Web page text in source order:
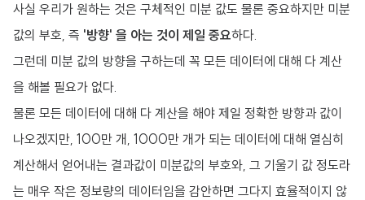
사실 우리가 원하는 것은 구체적인 미분 값도 물론 중요하지만 미분
값의 부호, 즉 '방향' 을 아는 것이 제일 중요하다.
그런데 미분 값의 방향을 구하는데 꼭 모든 데이터에 대해 다 계산
을 해볼 필요가 없다.
물론 모든 데이터에 대해 다 계산을 해야 제일 정확한 방향과 값이
나오겠지만, 100만 개, 1000만 개가 되는 데이터에 대해 열심히
계산해서 얻어내는 결과값이 미분값의 부호와, 그 기울기 값 정도라
는 매우 작은 정보량의 데이터임을 감안하면 그다지 효율적이지 않